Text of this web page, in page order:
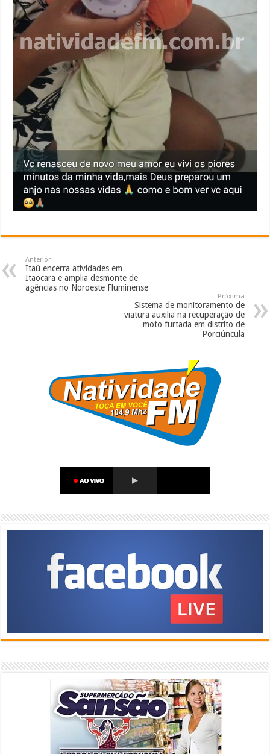
Anterior
Itaú encerra atividades em
Itaocara e amplia desmonte de
agências no Noroeste Fluminense
Próxima
Sistema de monitoramento de
viatura auxilia na recuperação de
moto furtada em distrito de
Porciúncula